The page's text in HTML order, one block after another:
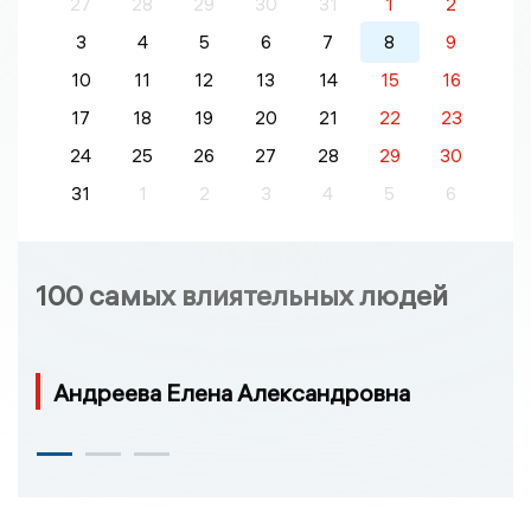
27
28 29 30 31 1
2
3
4 5 6 7 8
9
10
11 12 13 14 15
16
17
18 19 20 21 22
23
24
25 26 27 28 29
30
31
1 2 3 4 5 6
100 самых влиятельных людей
Андреева Елена Александровна